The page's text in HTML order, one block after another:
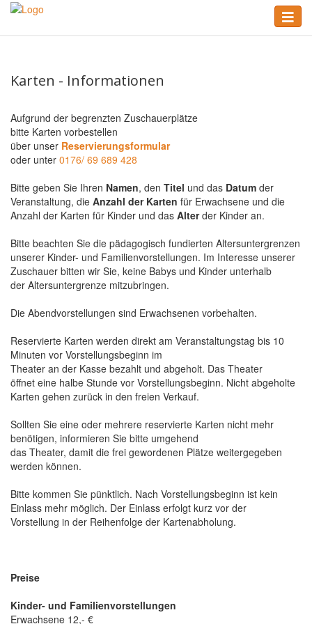
Skip
Toggle
Karten - Informationen
Aufgrund der begrenzten Zuschauerplätze
bitte Karten vorbestellen
über unser Reservierungsformular
oder unter 0176/ 69 689 428
Bitte geben Sie Ihren Namen, den Titel und das Datum der
Veranstaltung, die Anzahl der Karten für Erwachsene und die
Anzahl der Karten für Kinder und das Alterder Kinder an.
Bitte beachten Sie die pädagogisch fundierten Altersuntergrenzen
unserer Kinder- und Familienvorstellungen. Im Interesse unserer
Zuschauer bitten wir Sie, keine Babys und Kinder unterhalb
der Altersuntergrenze mitzubringen.
Die Abendvorstellungen sind Erwachsenen vorbehalten.
Reservierte Karten werden direkt am Veranstaltungstag bis 10
Minuten vor Vorstellungsbeginn im
Theater an der Kasse bezahlt und abgeholt. Das Theater
öffnet eine halbe Stunde vor Vorstellungsbeginn. Nicht abgeholte
Karten gehen zurück in den freien Verkauf.
Sollten Sie eine oder mehrere reservierte Karten nicht mehr
benötigen, informieren Sie bitte umgehend
das Theater, damit die frei gewordenen Plätze weitergegeben
werden können.
Bitte kommen Sie pünktlich. Nach Vorstellungsbeginn ist kein
Einlass mehr möglich. Der Einlass erfolgt kurz vor der
Vorstellung in der Reihenfolge der Kartenabholung.
Preise
Kinder- und Familienvorstellungen
Erwachsene 12,- €